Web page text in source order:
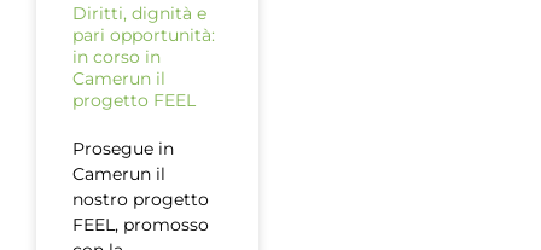
Diritti, dignità e
pari opportunità:
in corso in
Camerun il
progetto FEEL
Prosegue in
Camerun il
nostro progetto
FEEL, promosso